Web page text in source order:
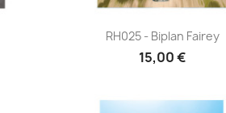
Aperçu rapide
RH025 - Biplan Fairey
15,00 €